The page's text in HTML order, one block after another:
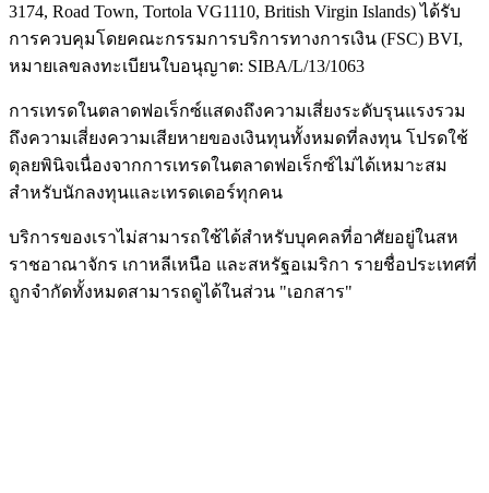
3174, Road Town, Tortola VG1110, British Virgin Islands) ได้รับ
การควบคุมโดยคณะกรรมการบริการทางการเงิน (FSC) BVI,
หมายเลขลงทะเบียนใบอนุญาต: SIBA/L/13/1063
การเทรดในตลาดฟอเร็กซ์แสดงถึงความเสี่ยงระดับรุนแรงรวม
ถึงความเสี่ยงความเสียหายของเงินทุนทั้งหมดที่ลงทุน โปรดใช้
ดุลยพินิจเนื่องจากการเทรดในตลาดฟอเร็กซ์ไม่ได้เหมาะสม
สำหรับนักลงทุนและเทรดเดอร์ทุกคน
บริการของเราไม่สามารถใช้ได้สำหรับบุคคลที่อาศัยอยู่ในสห
ราชอาณาจักร เกาหลีเหนือ และสหรัฐอเมริกา รายชื่อประเทศที่
ถูกจำกัดทั้งหมดสามารถดูได้ในส่วน "เอกสาร"